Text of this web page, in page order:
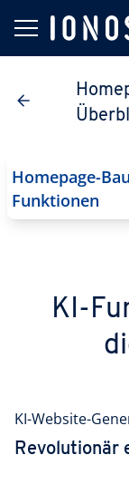
Homepage-
Funktionen
KI-
KI-Website-
Revolutionär